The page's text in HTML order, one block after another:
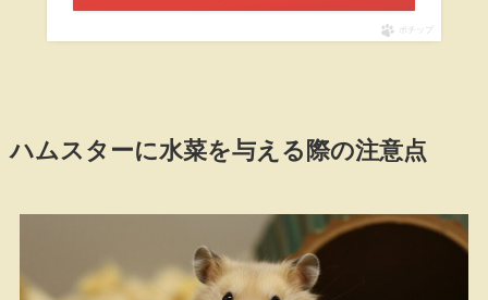
ポチップ
ハムスターに水菜を与える際の注意点